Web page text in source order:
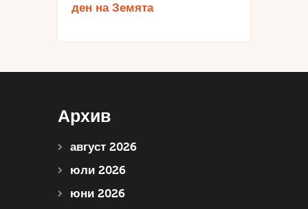
ден на Земята
Архив
август 2026
юли 2026
юни 2026